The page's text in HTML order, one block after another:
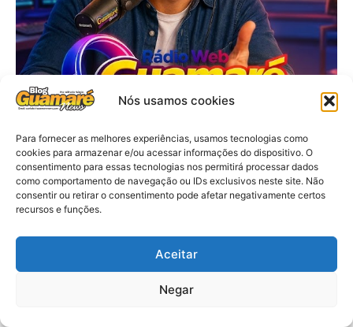
Nós usamos cookies
Para fornecer as melhores experiências, usamos tecnologias como
cookies para armazenar e/ou acessar informações do dispositivo. O
consentimento para essas tecnologias nos permitirá processar dados
como comportamento de navegação ou IDs exclusivos neste site. Não
consentir ou retirar o consentimento pode afetar negativamente certos
recursos e funções.
Aceitar
Negar